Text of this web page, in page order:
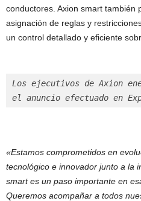
conductores. Axion smart también
asignación de reglas y
un control detallado y eficiente
Los ejecutivos de Axion
el anuncio efectuado en
«Estamos comprometidos en
tecnológico e innovador junto a la
smart es un paso importante en
Queremos acompañar a todos